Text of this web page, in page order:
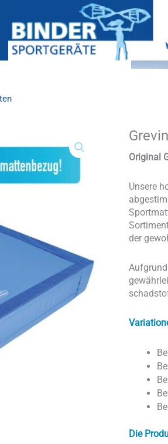
Original
Unsere
der
Die
Grevinga®
für